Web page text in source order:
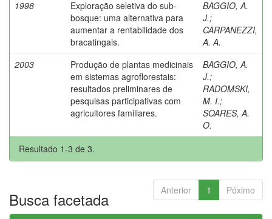
1998
Exploração seletiva do sub-
bosque: uma alternativa para
aumentar a rentabilidade dos
bracatingais.
BAGGIO, A.
J.;
CARPANEZZI,
A. A.
2003
Produção de plantas medicinais
em sistemas agroflorestais:
resultados preliminares de
pesquisas participativas com
agricultores familiares.
BAGGIO, A.
J.;
RADOMSKI,
M. I.;
SOARES, A.
O.
Resultado 1-3 de 3.
Anterior 1 Póximo
Busca facetada